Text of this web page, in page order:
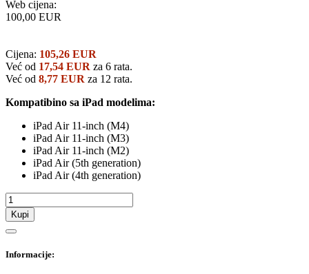
Web cijena:
100,00 EUR
Cijena: 105,26 EUR
Već od 17,54 EUR za 6 rata.
Već od 8,77 EUR za 12 rata.
Kompatibino sa iPad modelima:
iPad Air 11-inch (M4)
iPad Air 11-inch (M3)
iPad Air 11-inch (M2)
iPad Air (5th generation)
iPad Air (4th generation)
Kupi
Informacije: